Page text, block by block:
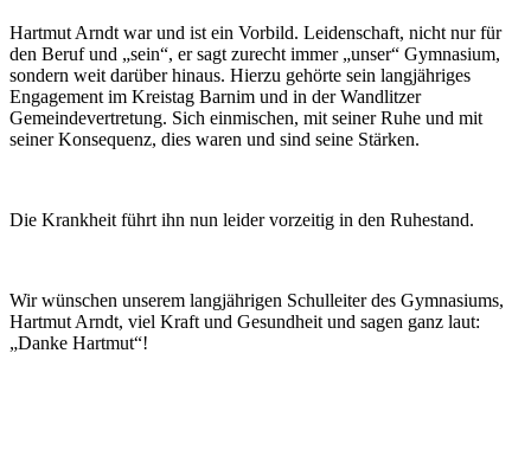
Hartmut Arndt war und ist ein Vorbild. Leidenschaft, nicht nur für
den Beruf und „sein“, er sagt zurecht immer „unser“ Gymnasium,
sondern weit darüber hinaus. Hierzu gehörte sein langjähriges
Engagement im Kreistag Barnim und in der Wandlitzer
Gemeindevertretung. Sich einmischen, mit seiner Ruhe und mit
seiner Konsequenz, dies waren und sind seine Stärken.
Die Krankheit führt ihn nun leider vorzeitig in den Ruhestand.
Wir wünschen unserem langjährigen Schulleiter des Gymnasiums,
Hartmut Arndt, viel Kraft und Gesundheit und sagen ganz laut:
„Danke Hartmut“!